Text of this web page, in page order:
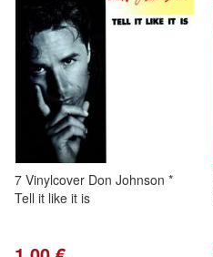
7 Vinylcover Don Johnson *
Tell it like it is